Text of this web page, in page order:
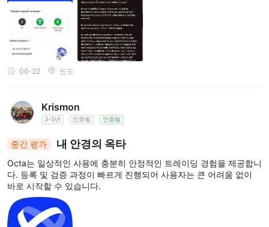
06-22 인도
Krismon
3-5년 인증됨 인증됨
중간 평가 내 안경의 옥타
Octa는 일상적인 사용에 충분히 안정적인 트레이딩 경험을 제공합니
다. 등록 및 검증 과정이 빠르게 진행되어 사용자는 큰 어려움 없이
바로 시작할 수 있습니다.